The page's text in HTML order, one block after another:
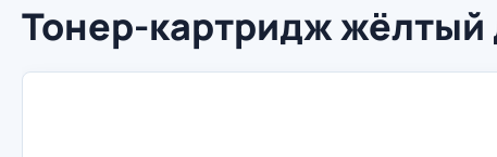
Тонер-картридж жёлтый